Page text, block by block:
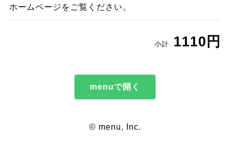
ホームページをご覧ください。
小計 1110円
menuで開く
© menu, Inc.